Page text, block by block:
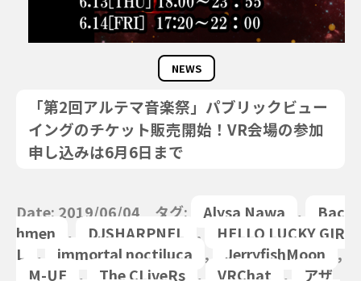
NEWS
「第2回アルテマ音楽祭」パブリックビュー
イングのチケット販売開始！VR会場の参加
申し込みは6月6日まで
Date: 2019/06/04 タグ: Alysa Nawa ,
Bac
hmen
, DJSHARPNEL ,
HELLO LUCKY GIR
L
, immortal noctiluca , JerryfishMoon
,
M-UE
, The CLiveRs , VRChat ,
アザ